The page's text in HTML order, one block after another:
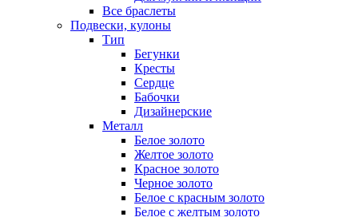
Все браслеты
Подвески, кулоны
Тип
Бегунки
Кресты
Сердце
Бабочки
Дизайнерские
Металл
Белое золото
Желтое золото
Красное золото
Черное золото
Белое с красным золото
Белое с желтым золото